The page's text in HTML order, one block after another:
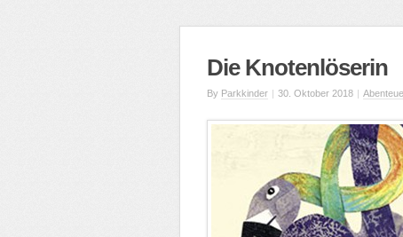
Die Knotenlöserin
By Parkkinder | 30. Oktober 2018 |